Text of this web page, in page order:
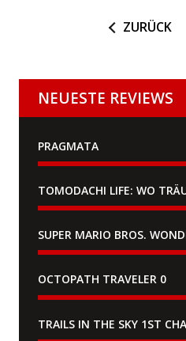
ZURÜCK
NEUESTE REVIEWS
PRAGMATA
TOMODACHI LIFE: WO
OCTOPATH TRAVELER 0
TRAILS IN THE SKY 1ST